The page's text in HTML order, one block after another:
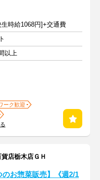
時給1068円]+交通費
以上
ーク歓迎
店栃木店ＧＨ
のお惣菜販売】《週2/1